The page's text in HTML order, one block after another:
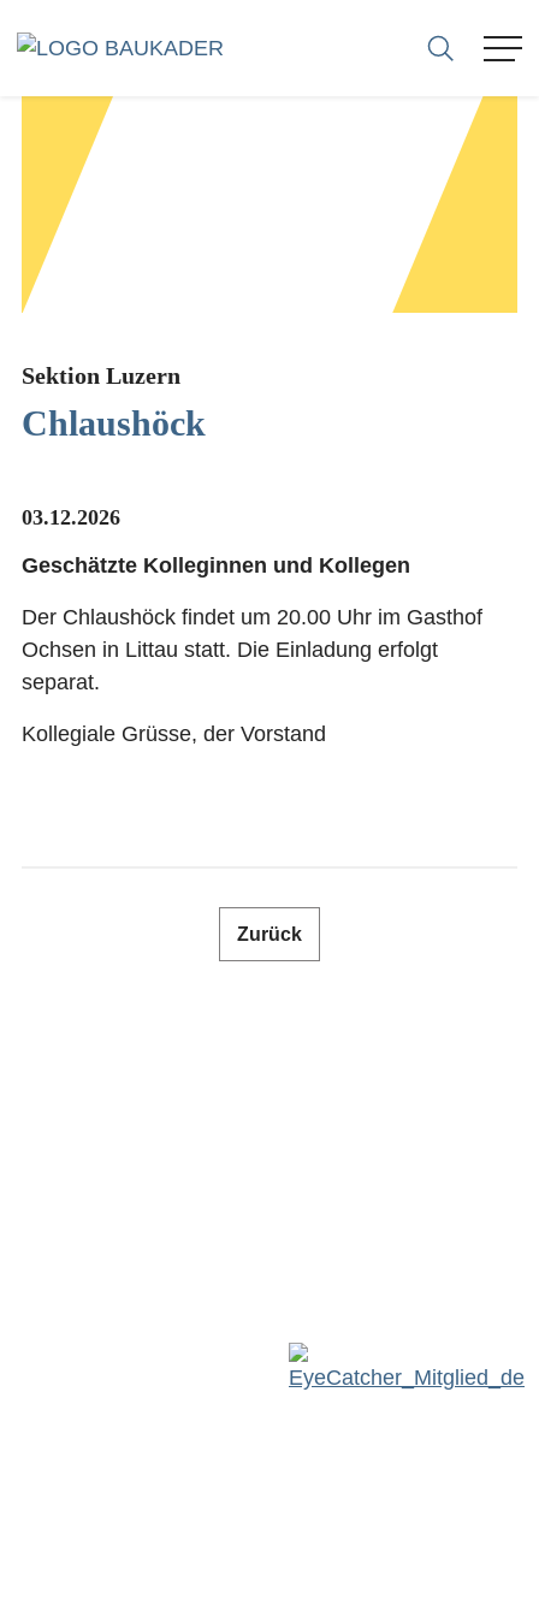
VERBAND
MITGLIEDER
FIRMEN
KARRIERE
SHOP
NEWSLETTER
DE FR IT
Sektion Luzern
Chlaushöck
03.12.2026
Geschätzte Kolleginnen und Kollegen
Der Chlaushöck findet um 20.00 Uhr im Gasthof
Ochsen in Littau statt. Die Einladung erfolgt
separat.
Kollegiale Grüsse, der Vorstand
Zurück